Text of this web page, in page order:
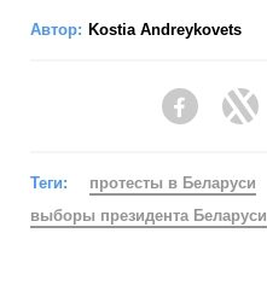
Автор: Kostia Andreykovets
Facebook
Теги:
протесты в Беларуси
выборы президента Беларуси